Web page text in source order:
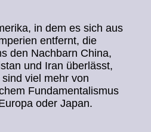
in dem es sich aus
entfernt, die
den Nachbarn China,
und Iran überlässt,
viel mehr von
Fundamentalismus
oder Japan.